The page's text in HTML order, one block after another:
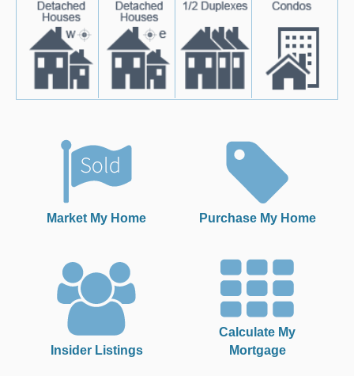
Market My Home Purchase My Home
Insider Listings
Calculate My
Mortgage